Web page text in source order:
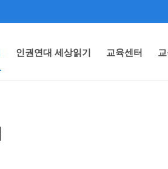
인권연대 세상읽기 교육센터